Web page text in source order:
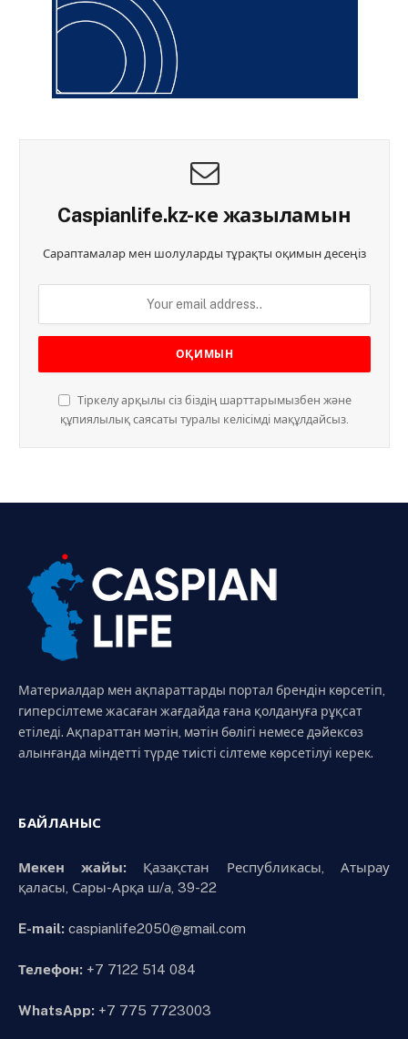
Caspianlife.kz-ке жазыламын
Сараптамалар мен шолуларды тұрақты оқимын десеңіз
Тіркелу арқылы сіз біздің шарттарымызбен және
құпиялылық саясаты туралы келісімді мақұлдайсыз.
Материалдар мен ақпараттарды портал брендін көрсетіп,
гиперсілтеме жасаған жағдайда ғана қолдануға рұқсат
етіледі. Ақпараттан мәтін, мәтін бөлігі немесе дәйексөз
алынғанда міндетті түрде тиісті сілтеме көрсетілуі керек.
БАЙЛАНЫС
Мекен жайы:Қазақстан Республикасы, Атырау
қаласы, Сары-Арқа ш/а, 39-22
E-mail: caspianlife2050@gmail.com
Телефон: +7 7122 514 084
WhatsApp: +7 775 7723003